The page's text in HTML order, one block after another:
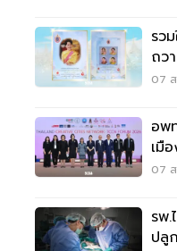
รว
ถว
หล
07
อพ
เมื
เมื
07
รพ.
ปลู